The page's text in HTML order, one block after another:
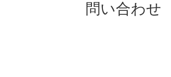
問い合わせ